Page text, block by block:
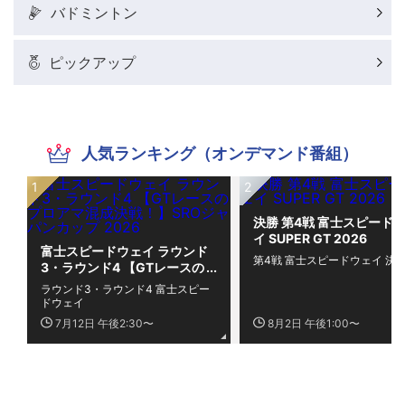
バドミントン
ピックアップ
人気ランキング（オンデマンド番組）
富士スピードウェイ ラウンド
3・ラウンド4 【GTレースの
プロアマ混成決戦！】SROジ
ャパンカップ 2026
7月12日 午後2:30〜
ラウンド3・ラウンド4 富士スピー
ドウェイ
決勝 第4戦 富士スピード
イ SUPER GT 2026
8月2日 午後1:00〜
第4戦 富士スピードウェイ 決